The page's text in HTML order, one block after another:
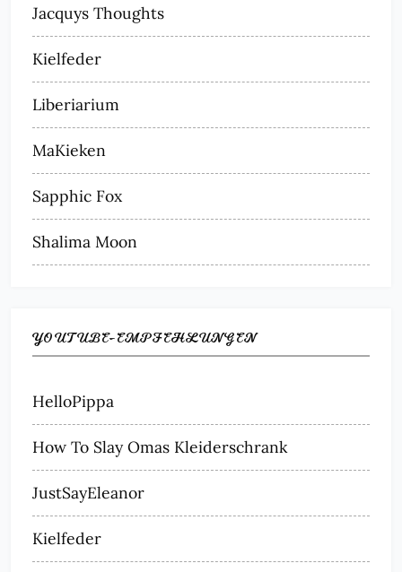
Jacquys Thoughts
Kielfeder
Liberiarium
MaKieken
Sapphic Fox
Shalima Moon
YOUTUBE-EMPFEHLUNGEN
HelloPippa
How To Slay Omas Kleiderschrank
JustSayEleanor
Kielfeder